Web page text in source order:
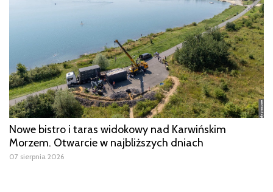
Nowe bistro i taras widokowy nad Karwińskim
Morzem. Otwarcie w najbliższych dniach
07 sierpnia 2026